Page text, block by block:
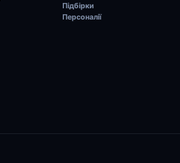
Підбірки
Персоналії